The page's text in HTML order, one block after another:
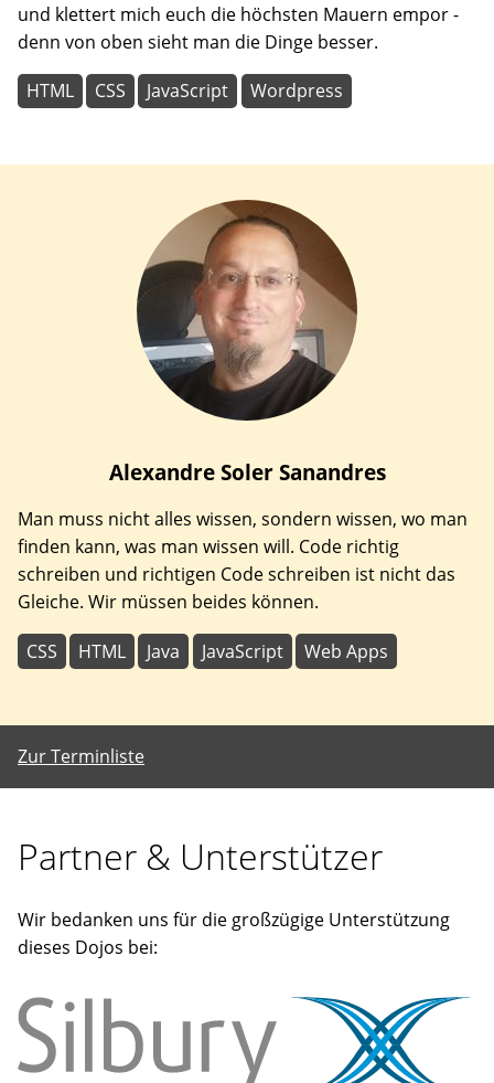
und klettert mich euch die höchsten Mauern empor -
denn von oben sieht man die Dinge besser.
HTML CSS JavaScript Wordpress
Alexandre Soler Sanandres
Man muss nicht alles wissen, sondern wissen, wo man
finden kann, was man wissen will. Code richtig
schreiben und richtigen Code schreiben ist nicht das
Gleiche. Wir müssen beides können.
CSS HTML Java JavaScript Web Apps
Zur Terminliste
Partner & Unterstützer
Wir bedanken uns für die großzügige Unterstützung
dieses Dojos bei: